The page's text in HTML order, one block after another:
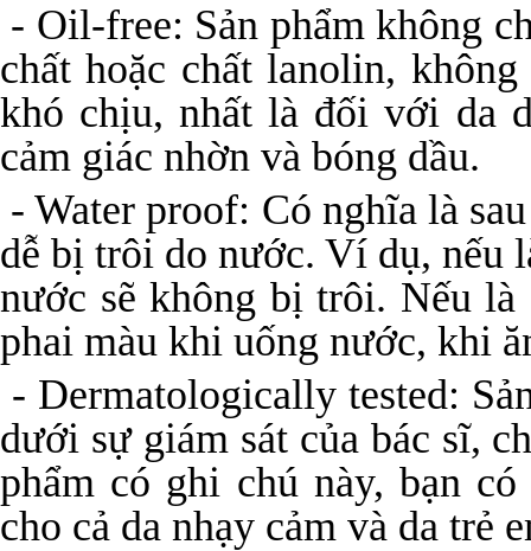
- Oil-free: Sản phẩm không
chất hoặc chất lanolin,
khó chịu, nhất là đối với da
cảm giác nhờn và bóng dầu.
- Water proof: Có nghĩa là
dễ bị trôi do nước. Ví dụ, nếu
nước sẽ không bị trôi. Nếu
phai màu khi uống nước, khi
- Dermatologically tested:
dưới sự giám sát của bác sĩ,
phẩm có ghi chú này, bạn
cho cả da nhạy cảm và da trẻ